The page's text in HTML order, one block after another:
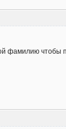
фамилию чтобы